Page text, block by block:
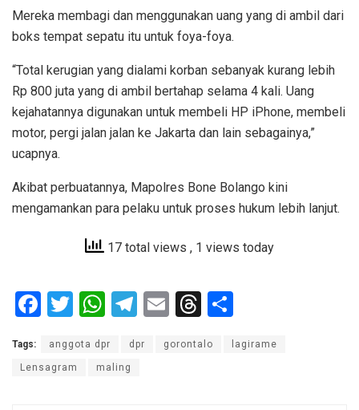
Mereka membagi dan menggunakan uang yang di ambil dari
boks tempat sepatu itu untuk foya-foya.
“Total kerugian yang dialami korban sebanyak kurang lebih
Rp 800 juta yang di ambil bertahap selama 4 kali. Uang
kejahatannya digunakan untuk membeli HP iPhone, membeli
motor, pergi jalan jalan ke Jakarta dan lain sebagainya,”
ucapnya.
Akibat perbuatannya, Mapolres Bone Bolango kini
mengamankan para pelaku untuk proses hukum lebih lanjut.
17 total views , 1 views today
F
ce
b
T
tt
er
W
at
s
T
e
E
ail
T
e
ar
Tags: anggota dpr dpr gorontalo lagirame
Lensagram maling